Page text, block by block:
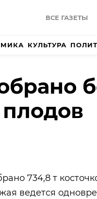
ВСЕ ГАЗЕТЫ
КУЛЬТУРА
734,8 т
ведется